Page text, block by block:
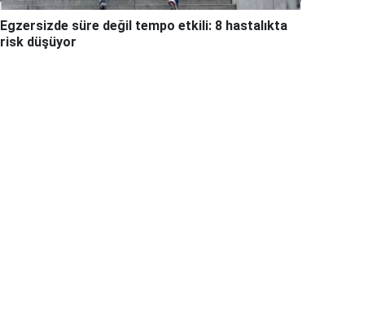
Egzersizde süre değil tempo etkili: 8 hastalıkta
risk düşüyor